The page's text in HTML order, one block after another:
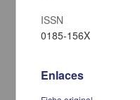
pensar el gobierno de Bolsonaro
ISSN
0185-156X
Enlaces